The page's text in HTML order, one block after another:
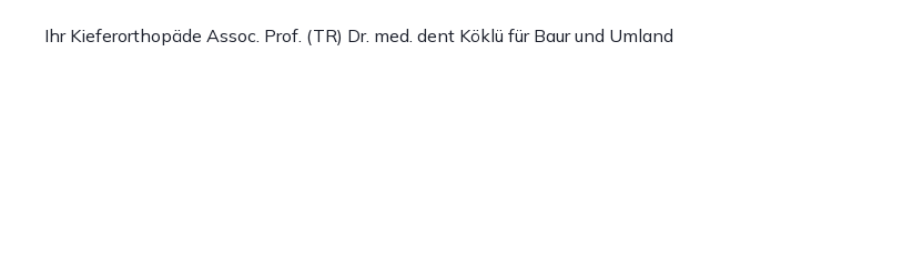
Ihr Kieferorthopäde Assoc. Prof. (TR) Dr. med. dent Köklü für Baur und Umland